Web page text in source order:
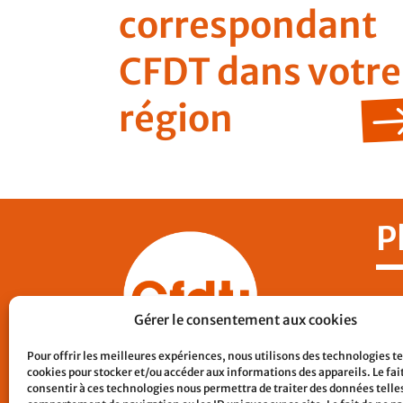
Gérer le consentement aux cookies
Pour offrir les meilleures expériences, nous utilisons des technologies
cookies pour stocker et/ou accéder aux informations des appareils. Le
consentir à ces technologies nous permettra de traiter des données
correspondant
CFDT dans votre
région